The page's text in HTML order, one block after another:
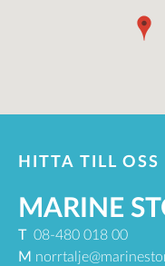
HITTA TILL OSS
MARINE
T08-480 018 00
M